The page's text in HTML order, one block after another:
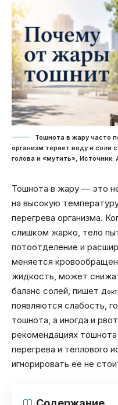
Тошнота в жару часто
организм теряет воду и соли
голова и «мутить», Источник:
Тошнота в жару — это
на высокую
перегрева организма.
слишком жарко, тело
потоотделение и
меняется
жидкость, может
баланс солей, пишет
появляются слабость,
тошнота, а иногда и
рекомендациях тошнота
перегрева и теплового
игнорировать ее не